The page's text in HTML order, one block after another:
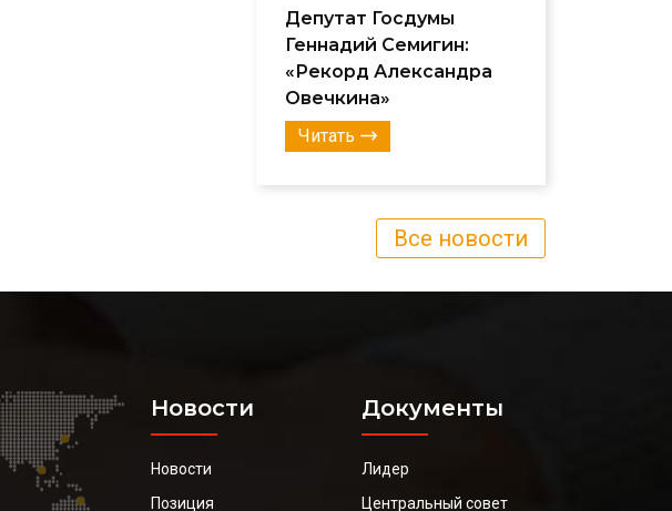
Депутат Госдумы
Геннадий Семигин:
«Рекорд Александра
Овечкина»
Читать
Все новости
Новости
Новости
Позиция
Документы
Лидер
Центральный совет